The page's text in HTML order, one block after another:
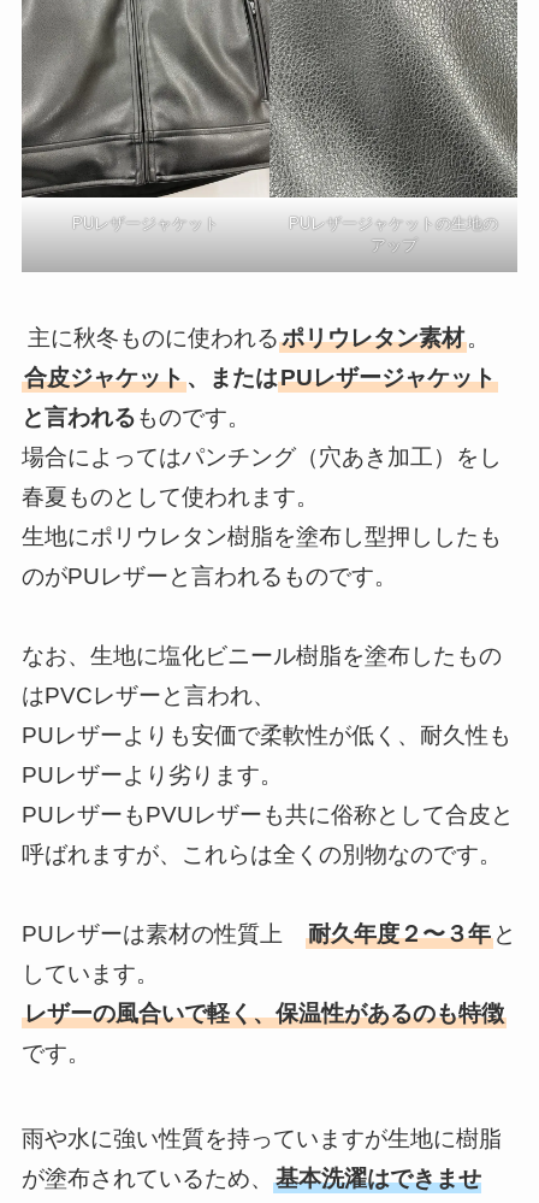
PUレザージャケット
PUレザージャケットの生地の
アップ
主に秋冬ものに使われるポリウレタン素材。
合皮ジャケット、またはPUレザージャケット
と言われるものです。
場合によってはパンチング（穴あき加工）をし
春夏ものとして使われます。
生地にポリウレタン樹脂を塗布し型押ししたも
のがPUレザーと言われるものです。
なお、生地に塩化ビニール樹脂を塗布したもの
はPVCレザーと言われ、
PUレザーよりも安価で柔軟性が低く、耐久性も
PUレザーより劣ります。
PUレザーもPVUレザーも共に俗称として合皮と
呼ばれますが、これらは全くの別物なのです。
PUレザーは素材の性質上 耐久年度２〜３年と
しています。
レザーの風合いで軽く、保温性があるのも特徴
です。
雨や水に強い性質を持っていますが生地に樹脂
が塗布されているため、 基本洗濯はできませ